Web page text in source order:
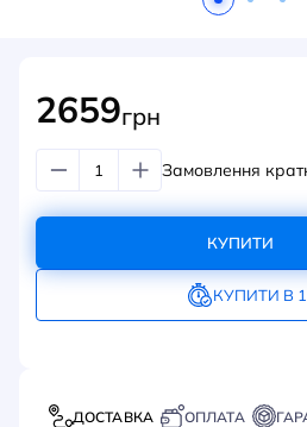
2659грн
Замовлення
КУПИТИ
КУПИТИ В 1
ДОСТАВКА ОПЛАТА